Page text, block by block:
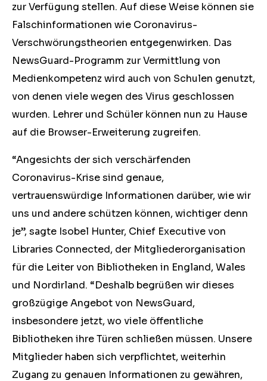
zur Verfügung stellen. Auf diese Weise können sie
Falschinformationen wie Coronavirus-
Verschwörungstheorien entgegenwirken. Das
NewsGuard-Programm zur Vermittlung von
Medienkompetenz wird auch von Schulen genutzt,
von denen viele wegen des Virus geschlossen
wurden. Lehrer und Schüler können nun zu Hause
auf die Browser-Erweiterung zugreifen.
“Angesichts der sich verschärfenden
Coronavirus-Krise sind genaue,
vertrauenswürdige Informationen darüber, wie wir
uns und andere schützen können, wichtiger denn
je”, sagte Isobel Hunter, Chief Executive von
Libraries Connected, der Mitgliederorganisation
für die Leiter von Bibliotheken in England, Wales
und Nordirland. “Deshalb begrüßen wir dieses
großzügige Angebot von NewsGuard,
insbesondere jetzt, wo viele öffentliche
Bibliotheken ihre Türen schließen müssen. Unsere
Mitglieder haben sich verpflichtet, weiterhin
Zugang zu genauen Informationen zu gewähren,